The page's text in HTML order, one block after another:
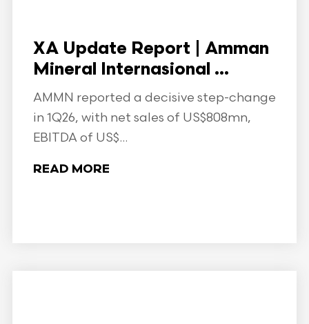
XA Update Report | Amman
Mineral Internasional ...
AMMN reported a decisive step-change
in 1Q26, with net sales of US$808mn,
EBITDA of US$...
READ MORE